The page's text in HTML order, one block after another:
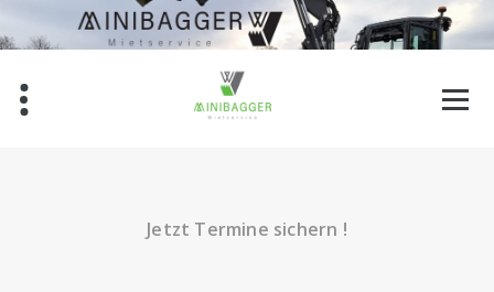
Inhalt
springen
Jetzt Termine sichern !